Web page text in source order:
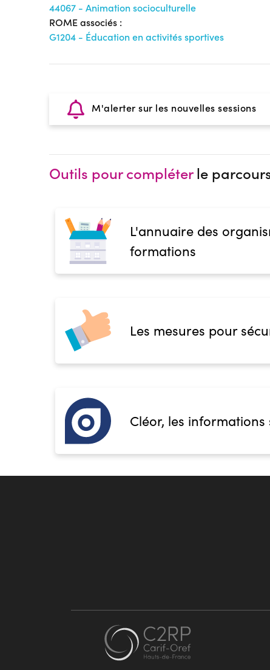
44067 - Animation socioculturelle
ROME associés :
G1204 - Éducation en activités sportives
M'alerter sur les nouvelles sessions
Outils pour compléterle
L'annuaire des
formations
Les mesures pour
Cléor, les informations